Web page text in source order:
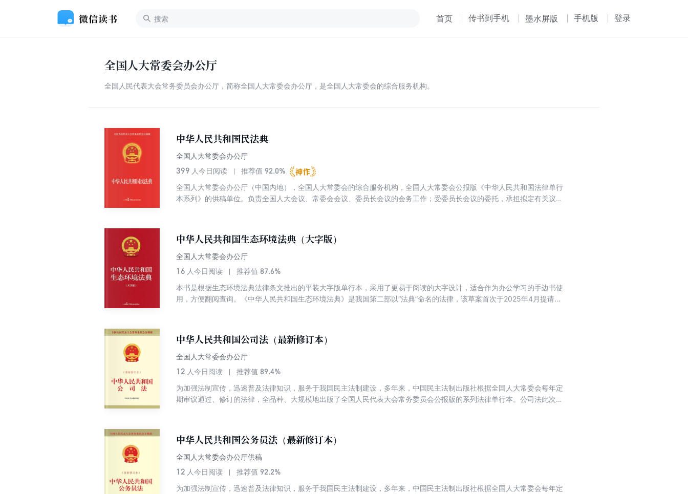
首页 传书到手机 墨水屏版 手机版 登录
全国人大常委会办公厅
全国人民代表大会常务委员会办公厅，简称全国人大常委会办公厅，是全国人大常委会的综合服务机构。
中华人民共和国民法典
全国人大常委会办公厅
399 人今日阅读 推荐值 92.0%
全国人大常委会办公厅（中国内地），全国人大常委会的综合服务机构，全国人大常委会公报版《中华人民共和国法律单行
本系列》的供稿单位。负责全国人大会议、常委会会议、委员长会议的会务工作；受委员长会议的委托，承担拟定有关议案
中华人民共和国生态环境法典（大字版）
全国人大常委会办公厅
16 人今日阅读 推荐值 87.6%
本书是根据生态环境法典法律条文推出的平装大字版单行本，采用了更易于阅读的大字设计，适合作为办公学习的手边书使
用，方便翻阅查询。《中华人民共和国生态环境法典》是我国第二部以“法典”命名的法律，该草案首次于2025年4月提请审
执法困境，赋予县级生态环境分局独立执法权；六是严厉打击环境监测数据弄虚作假等行为，完善法律责任体系。本法典是
健全生态文明制度体系的重大举措，对于以法治方式推进人与自然和谐共生的现代化具有深远意义。
中华人民共和国公司法（最新修订本）
全国人大常委会办公厅
12 人今日阅读 推荐值 89.4%
为加强法制宣传，迅速普及法律知识，服务于我国民主法制建设，多年来，中国民主法制出版社根据全国人大常委会每年定
期审议通过、修订的法律，全品种、大规模地出版了全国人民代表大会常务委员会公报版的系列法律单行本。公司法此次修
中华人民共和国公务员法（最新修订本）
全国人大常委会办公厅供稿
12 人今日阅读 推荐值 92.2%
为加强法制宣传，迅速普及法律知识，服务于我国民主法制建设，多年来，中国民主法制出版社根据全国人大常委会每年定